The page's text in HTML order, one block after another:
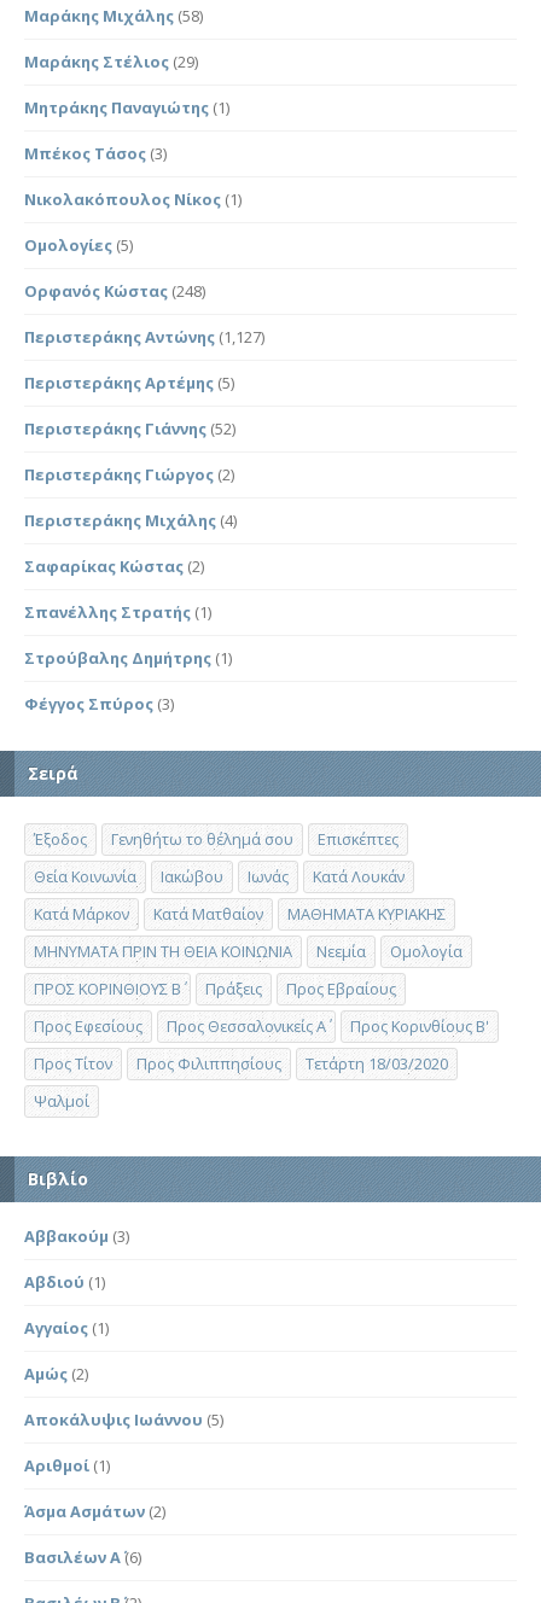
Μαράκης Μιχάλης (58)
Μαράκης Στέλιος (29)
Μητράκης Παναγιώτης (1)
Μπέκος Τάσος (3)
Νικολακόπουλος Νίκος (1)
Ομολογίες (5)
Ορφανός Κώστας (248)
Περιστεράκης Αντώνης (1,127)
Περιστεράκης Αρτέμης (5)
Περιστεράκης Γιάννης (52)
Περιστεράκης Γιώργος (2)
Περιστεράκης Μιχάλης (4)
Σαφαρίκας Κώστας (2)
Σπανέλλης Στρατής (1)
Στρούβαλης Δημήτρης (1)
Φέγγος Σπύρος (3)
Σειρά
Έξοδος Γενηθήτω το θέλημά σου
Επισκέπτες
Θεία Κοινωνία
Ιακώβου Ιωνάς
Κατά Λουκάν
Κατά Μάρκον
Κατά Ματθαίον
ΜΑΘΗΜΑΤΑ ΚΥΡΙΑΚΗΣ
ΜΗΝΥΜΑΤΑ ΠΡΙΝ ΤΗ ΘΕΙΑ ΚΟΙΝΩΝΙΑ
Νεεμία
Ομολογία
ΠΡΟΣ ΚΟΡΙΝΘΙΟΥΣ Β΄
Πράξεις
Προς Εβραίους
Προς Εφεσίους
Προς Θεσσαλονικείς Α΄
Προς Κορινθίους Β'
Προς Τίτον
Προς Φιλιππησίους
Τετάρτη 18/03/2020
Ψαλμοί
Βιβλίο
Αββακούμ (3)
Αβδιού (1)
Αγγαίος (1)
Αμώς (2)
Αποκάλυψις Ιωάννου (5)
Αριθμοί (1)
Άσμα Ασμάτων (2)
Βασιλέων Α΄(6)